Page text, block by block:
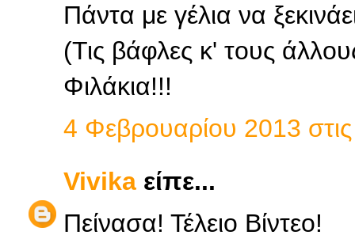
Πάντα με γέλια να
(Τις βάφλες κ' τους
Φιλάκια!!!
4 Φεβρουαρίου 2013
Vivika είπε...
Πείνασα! Τέλειο Βίντεο!